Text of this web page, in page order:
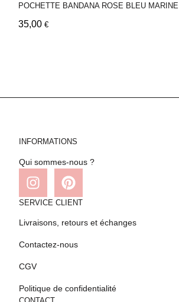
POCHETTE BANDANA ROSE BLEU MARINE
35,00 €
INFORMATIONS
Qui sommes-nous ?
SERVICE CLIENT
Livraisons, retours et échanges
Contactez-nous
CGV
Politique de confidentialité